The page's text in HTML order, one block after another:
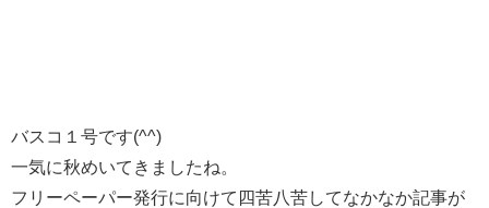
バスコ１号です(^^)
一気に秋めいてきましたね。
フリーペーパー発行に向けて四苦八苦してなかなか記事が